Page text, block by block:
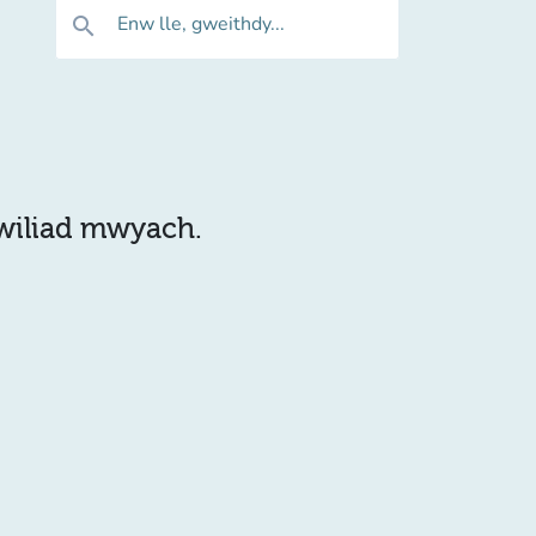
search Enw lle, gweithdy...
mwyach.